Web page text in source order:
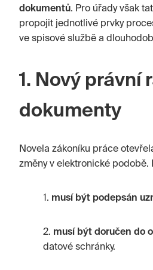
dokumentů. Pro úřady však
propojit jednotlivé prvky
ve spisové službě a
1. Nový právní
dokumenty
Novela zákoníku práce
změny v elektronické
1. musí být podepsán
2. musí být doručen do
datové schránky.